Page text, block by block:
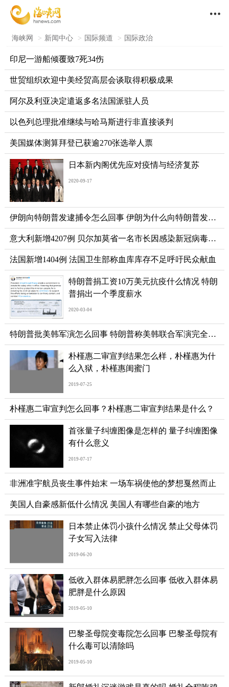

海峡网 > 新闻中心 > 国际频道 > 国际政治
印尼一游船倾覆致7死34伤
世贸组织欢迎中美经贸高层会谈取得积极成果
阿尔及利亚决定遣返多名法国派驻人员
以色列总理批准继续与哈马斯进行非直接谈判
美国媒体测算拜登已获逾270张选举人票
日本新内阁优先应对疫情与经济复苏
2020-09-17
伊朗向特朗普发逮捕令怎么回事 伊朗为什么向特朗普发逮捕令
意大利新增4207例 贝尔加莫省一名市长因感染新冠病毒不幸去世
法国新增1404例 法国卫生部称血库库存不足呼吁民众献血
特朗普捐工资10万美元抗疫什么情况 特朗
普捐出一个季度薪水
2020-03-04
特朗普批美韩军演怎么回事 特朗普称美韩联合军演完全没有必要
朴槿惠二审宣判结果怎么样，朴槿惠为什
么入狱，朴槿惠闺蜜门
2019-07-25
朴槿惠二审宣判怎么回事？朴槿惠二审宣判结果是什么？
首张量子纠缠图像是怎样的 量子纠缠图像
有什么意义
2019-07-17
非洲准宇航员丧生事件始末 一场车祸使他的梦想戛然而止
美国人自豪感新低什么情况 美国人有哪些自豪的地方
日本禁止体罚小孩什么情况 禁止父母体罚
子女写入法律
2019-06-20
低收入群体易肥胖怎么回事 低收入群体易
肥胖是什么原因
2019-05-10
巴黎圣母院变毒院怎么回事 巴黎圣母院有
什么毒可以清除吗
2019-05-10